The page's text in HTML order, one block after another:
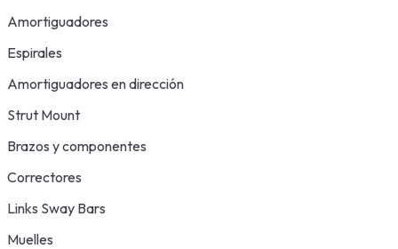
Amortiguadores
Espirales
Amortiguadores en dirección
Strut Mount
Brazos y componentes
Correctores
Links Sway Bars
Muelles